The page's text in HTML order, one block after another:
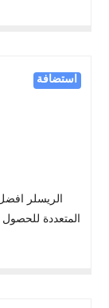
استضافة
الريسلر